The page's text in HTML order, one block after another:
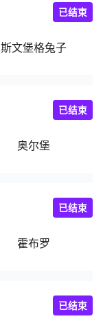
斯文堡格兔子
已结束
奥尔堡
已结束
霍布罗
已结束
已结束